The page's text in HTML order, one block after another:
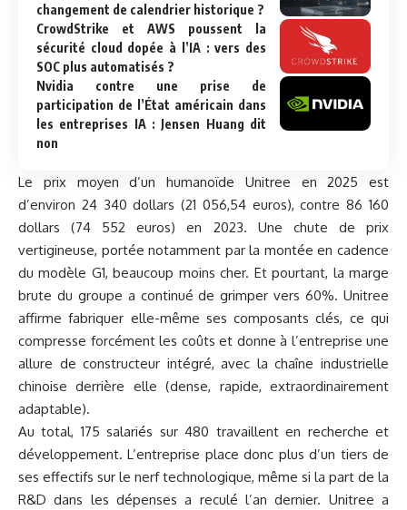
changement de calendrier historique ?
CrowdStrike et AWS poussent la
sécurité cloud dopée à l’IA : vers des
SOC plus automatisés ?
Nvidia contre une prise de
participation de l’État américain dans
les entreprises IA : Jensen Huang dit
non
Le prix moyen d’un humanoïde Unitree en 2025 est
d’environ 24 340 dollars (21 056,54 euros), contre 86 160
dollars (74 552 euros) en 2023. Une chute de prix
vertigineuse, portée notamment par la montée en cadence
du modèle G1, beaucoup moins cher. Et pourtant, la marge
brute du groupe a continué de grimper vers 60%. Unitree
affirme fabriquer elle-même ses composants clés, ce qui
compresse forcément les coûts et donne à l’entreprise une
allure de constructeur intégré, avec la chaîne industrielle
chinoise derrière elle (dense, rapide, extraordinairement
adaptable).
Au total, 175 salariés sur 480 travaillent en recherche et
développement. L’entreprise place donc plus d’un tiers de
ses effectifs sur le nerf technologique, même si la part de la
R&D dans les dépenses a reculé l’an dernier. Unitree a